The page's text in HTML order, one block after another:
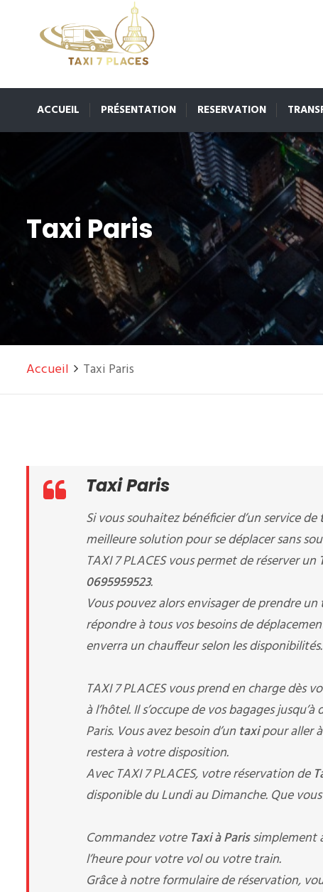
ACCUEIL PRÉSENTATION RESERVATION
Taxi Paris
Accueil Taxi Paris
Taxi Paris
Si vous souhaitez bénéficier d’un service de
meilleure solution pour se déplacer sans
TAXI 7 PLACES vous permet de réserver un
0695959523.
Vous pouvez alors envisager de prendre un
répondre à tous vos besoins de
enverra un chauffeur selon les disponibilités.
TAXI 7 PLACES vous prend en charge dès
à l’hôtel. Il s’occupe de vos bagages
Paris. Vous avez besoin d’un taxipour aller
restera à votre disposition.
Avec TAXI 7 PLACES, votre réservation de
disponible du Lundi au Dimanche. Que
Commandez votre Taxi à Parissimplement
l’heure pour votre vol ou votre train.
Grâce à notre formulaire de réservation,